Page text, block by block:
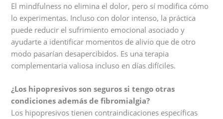
El mindfulness no elimina el dolor, pero sí modifica cómo
lo experimentas. Incluso con dolor intenso, la práctica
puede reducir el sufrimiento emocional asociado y
ayudarte a identificar momentos de alivio que de otro
modo pasarían desapercibidos. Es una terapia
complementaria valiosa incluso en días difíciles.
¿Los hipopresivos son seguros si tengo otras
condiciones además de fibromialgia?
Los hipopresivos tienen contraindicaciones específicas